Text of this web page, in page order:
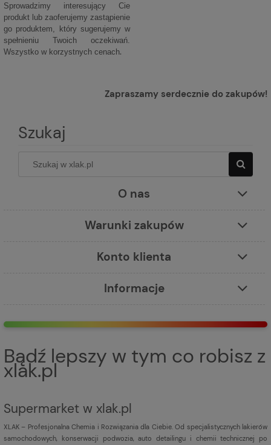
Sprowadzimy interesujący Cie
produkt lub zaoferujemy zastąpienie
go produktem, który sugerujemy w
spełnieniu Twoich oczekiwań.
Wszystko w korzystnych cenach.
Zapraszamy serdecznie do zakupów!
Szukaj
O nas
Warunki zakupów
Konto klienta
Informacje
Bądź lepszy w tym co robisz z
xlak.pl
Supermarket w xlak.pl
XLAK – Profesjonalna Chemia i Rozwiązania dla Ciebie. Od specjalistycznych lakierów
samochodowych, konserwacji podwozia, auto detailingu i chemii technicznej po